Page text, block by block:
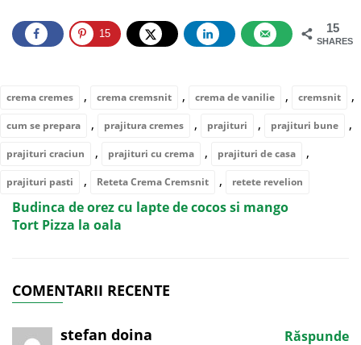
15
SHARES
15
crema cremes , crema cremsnit , crema de vanilie , cremsnit ,
cum se prepara , prajitura cremes , prajituri , prajituri bune ,
prajituri craciun , prajituri cu crema , prajituri de casa ,
prajituri pasti , Reteta Crema Cremsnit , retete revelion
Budinca de orez cu lapte de cocos si mango
Tort Pizza la oala
COMENTARII RECENTE
stefan doina Răspunde